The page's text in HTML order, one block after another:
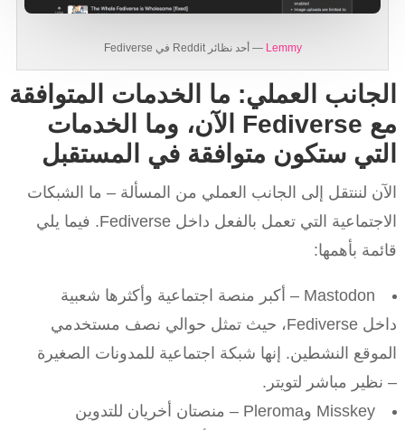
Lemmy — أحد نظائر Reddit في Fediverse
الجانب العملي: ما الخدمات المتوافقة
مع Fediverse الآن، وما الخدمات
التي ستكون متوافقة في المستقبل
الآن لننتقل إلى الجانب العملي من المسألة – ما الشبكات
الاجتماعية التي تعمل بالفعل داخل Fediverse. فيما يلي
قائمة بأهمها:
Mastodon – أكبر منصة اجتماعية وأكثرها شعبية
داخل Fediverse، حيث تمثل حوالي نصف مستخدمي
الموقع النشطين. إنها شبكة اجتماعية للمدونات الصغيرة
– نظير مباشر لتويتر.
Misskey وPleroma – منصتان أخريان للتدوين